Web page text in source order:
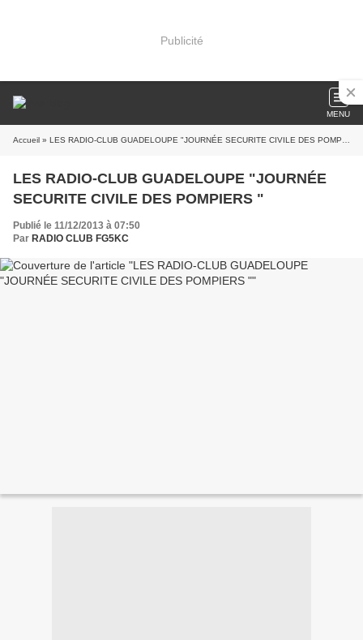
Publicité
MENU
Accueil » LES RADIO-CLUB GUADELOUPE "JOURNÉE SECURITE CIVILE DES POMPIERS "
LES RADIO-CLUB GUADELOUPE "JOURNÉE
SECURITE CIVILE DES POMPIERS "
Publié le 11/12/2013 à 07:50
Par RADIO CLUB FG5KC